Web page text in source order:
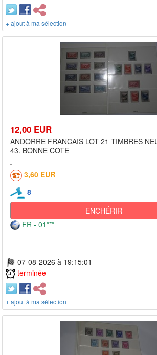
+ ajout à ma sélection
12,00 EUR
ANDORRE FRANCAIS LOT 21 TIMBRES
43. BONNE COTE
3,60 EUR
8
ENCHÉRIR
FR - 01***
07-08-2026 à 19:15:01
terminée
+ ajout à ma sélection